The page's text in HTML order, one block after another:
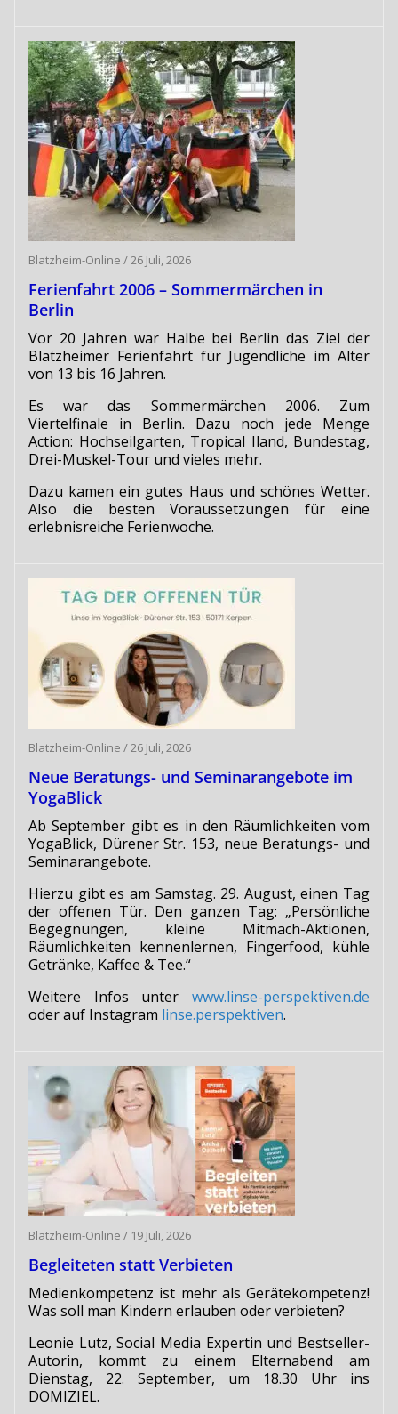
Blatzheim-Online / 26 Juli, 2026
Ferienfahrt 2006 – Sommermärchen in
Berlin
Vor 20 Jahren war Halbe bei Berlin das Ziel der
Blatzheimer Ferienfahrt für Jugendliche im Alter
von 13 bis 16 Jahren.
Es war das Sommermärchen 2006. Zum
Viertelfinale in Berlin. Dazu noch jede Menge
Action: Hochseilgarten, Tropical Iland, Bundestag,
Drei-Muskel-Tour und vieles mehr.
Dazu kamen ein gutes Haus und schönes Wetter.
Also die besten Voraussetzungen für eine
erlebnisreiche Ferienwoche.
Blatzheim-Online / 26 Juli, 2026
Neue Beratungs- und Seminarangebote im
YogaBlick
Ab September gibt es in den Räumlichkeiten vom
YogaBlick, Dürener Str. 153, neue Beratungs- und
Seminarangebote.
Hierzu gibt es am Samstag. 29. August, einen Tag
der offenen Tür. Den ganzen Tag: „Persönliche
Begegnungen, kleine Mitmach-Aktionen,
Räumlichkeiten kennenlernen, Fingerfood, kühle
Getränke, Kaffee & Tee.“
Weitere Infos unter www.linse-perspektiven.de
oder auf Instagram linse.perspektiven.
Blatzheim-Online / 19 Juli, 2026
Begleiteten statt Verbieten
Medienkompetenz ist mehr als Gerätekompetenz!
Was soll man Kindern erlauben oder verbieten?
Leonie Lutz, Social Media Expertin und Bestseller-
Autorin, kommt zu einem Elternabend am
Dienstag, 22. September, um 18.30 Uhr ins
DOMIZIEL.